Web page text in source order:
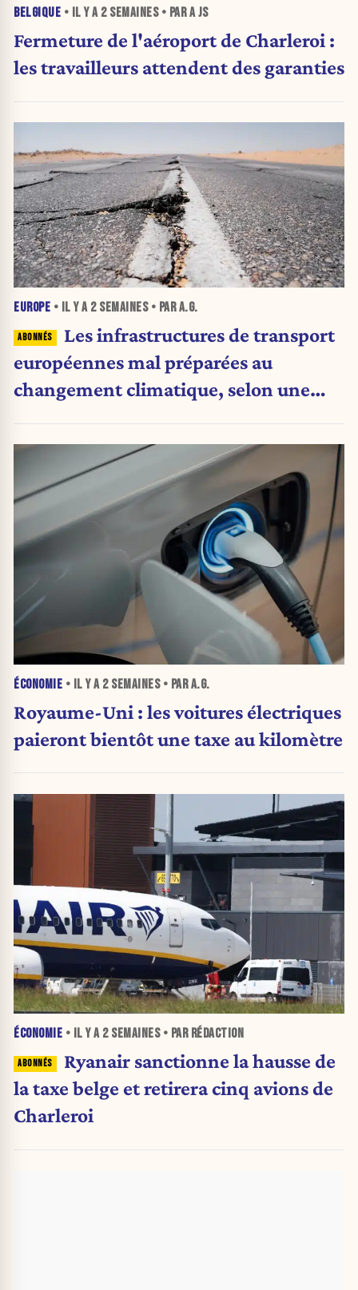
BELGIQUE • IL Y A 2 SEMAINES• PAR A JS
Fermeture de l'aéroport de Charleroi :
les travailleurs attendent des garanties
EUROPE • IL Y A 2 SEMAINES• PAR A.G.
Les infrastructures de transport
européennes mal préparées au
changement climatique, selon une
ÉCONOMIE • IL Y A 2 SEMAINES• PAR A.G.
Royaume-Uni : les voitures électriques
paieront bientôt une taxe au kilomètre
ÉCONOMIE • IL Y A 2 SEMAINES• PAR RÉDACTION
Ryanair sanctionne la hausse de
la taxe belge et retirera cinq avions de
Charleroi